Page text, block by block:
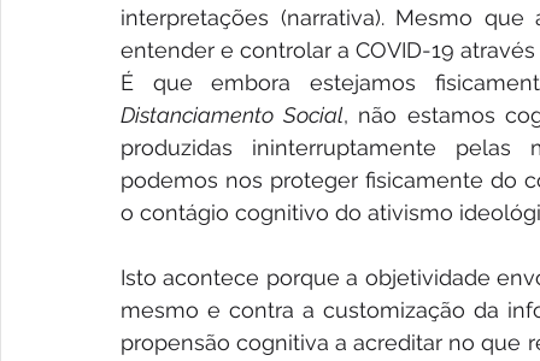
interpretações (narrativa). Mesmo
entender e controlar a COVID-19
Distanciamento Social, não estamos
produzidas ininterruptamente pelas
podemos nos proteger fisicamente do
o contágio cognitivo do ativismo
Isto acontece porque a objetividade
mesmo e contra a customização da
propensão cognitiva a acreditar no que